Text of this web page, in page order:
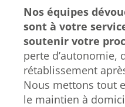
Nos équipes
sont à votre
soutenir votre
perte d’autonomie,
rétablissement
Nous mettons tout
le maintien à